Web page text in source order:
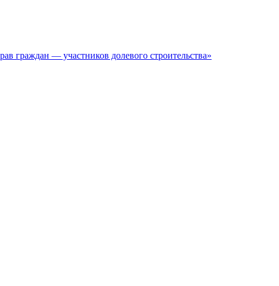
граждан — участников долевого строительства»